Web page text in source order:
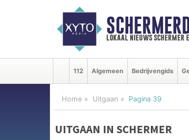
lokaal nieuws schermer
112 Algemeen Bedrijvengids
Home Uitgaan Pagina 39
UITGAAN IN SCHERMER